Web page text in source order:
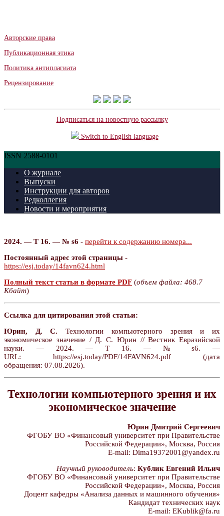
Авторские права
Публикационная этика
Политика антиплагиата
Рецензирование
Подписаться на новостную рассылку
Switch to English language
ISSN 2588-0101
О журнале
Выпуски
Инструкции для авторов
Редколлегия
Новости и мероприятия
2024. — Т 16. — № s6 - перейти к содержанию номера...
Постоянный адрес этой страницы -
https://esj.today/14favn624.html
Полный текст статьи в формате PDF (объем файла: 468.7
Кбайт)
Ссылка для цитирования этой статьи:
Юрин, Д. С. Технологии компьютерного зрения и их
экономическое значение / Д. С. Юрин // Вестник Евразийской
науки. — 2024. — Т 16. — № s6. —
URL: https://esj.today/PDF/14FAVN624.pdf (дата
обращения: 07.08.2026).
Технологии компьютерного зрения и их
экономическое значение
Юрин Дмитрий Сергеевич
ФГОБУ ВО «Финансовый университет при Правительстве
Российской Федерации», Москва, Россия
E-mail: Dima19372001@yandex.ru
Научный руководитель: Кублик Евгений Ильич
ФГОБУ ВО «Финансовый университет при Правительстве
Российской Федерации», Москва, Россия
Доцент кафедры «Анализа данных и машинного обучения»
Кандидат технических наук
E-mail: EKublik@fa.ru